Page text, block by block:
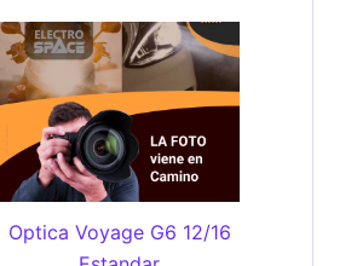
Optica Voyage G6 12/16